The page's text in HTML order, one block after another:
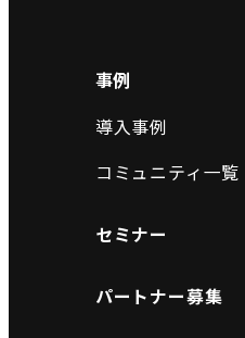
事例
導入事例
コミュニティ一覧
セミナー
パートナー募集